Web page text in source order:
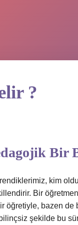
?
Bir
kim
Bir
öğretiyle, bazen de
şekilde bu